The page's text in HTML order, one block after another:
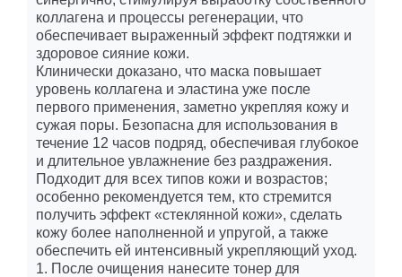
коллагена и процессы регенерации, что
обеспечивает выраженный эффект подтяжки и
здоровое сияние кожи.
Клинически доказано, что маска повышает
уровень коллагена и эластина уже после
первого применения, заметно укрепляя кожу и
сужая поры. Безопасна для использования в
течение 12 часов подряд, обеспечивая глубокое
и длительное увлажнение без раздражения.
Подходит для всех типов кожи и возрастов;
особенно рекомендуется тем, кто стремится
получить эффект «стеклянной кожи», сделать
кожу более наполненной и упругой, а также
обеспечить ей интенсивный укрепляющий уход.
1. После очищения нанесите тонер для